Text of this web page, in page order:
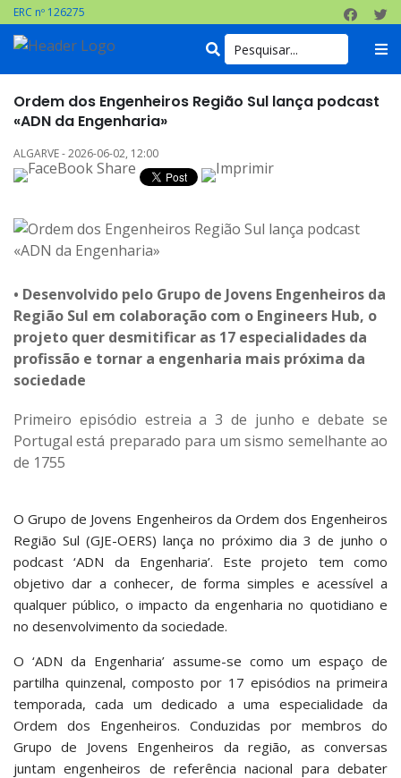
ERC nº 126275
Ordem dos Engenheiros Região Sul lança podcast
«ADN da Engenharia»
ALGARVE - 2026-06-02, 12:00
• Desenvolvido pelo Grupo de Jovens Engenheiros da
Região Sul em colaboração com o Engineers Hub, o
projeto quer desmitificar as 17 especialidades da
profissão e tornar a engenharia mais próxima da
sociedade
Primeiro episódio estreia a 3 de junho e debate se
Portugal está preparado para um sismo semelhante ao
de 1755
O Grupo de Jovens Engenheiros da Ordem dos Engenheiros
Região Sul (GJE-OERS) lança no próximo dia 3 de junho o
podcast ‘ADN da Engenharia’. Este projeto tem como
objetivo dar a conhecer, de forma simples e acessível a
qualquer público, o impacto da engenharia no quotidiano e
no desenvolvimento da sociedade.
O ‘ADN da Engenharia’ assume-se como um espaço de
partilha quinzenal, composto por 17 episódios na primeira
temporada, cada um dedicado a uma especialidade da
Ordem dos Engenheiros. Conduzidas por membros do
Grupo de Jovens Engenheiros da região, as conversas
juntam engenheiros de referência nacional para debater